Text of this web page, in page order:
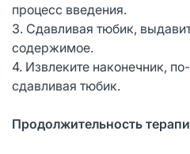
процесс введения.
3. Сдавливая тюбик,
содержимое.
4. Извлеките наконечник,
сдавливая тюбик.
Продолжительность